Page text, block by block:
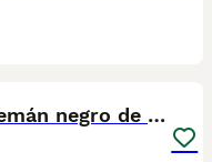
Próxima camada de dogo alemán negro de azul y azul